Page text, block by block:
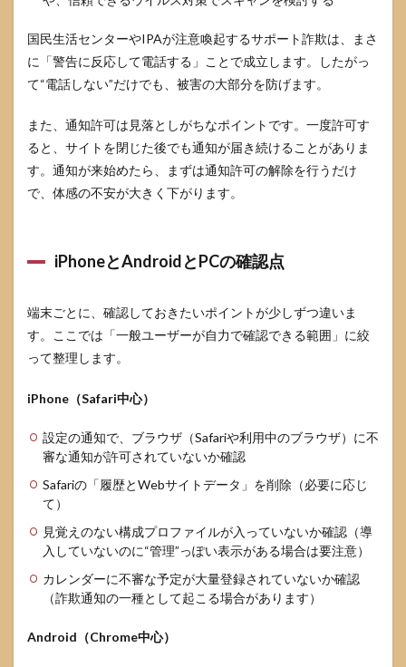
国民生活センターやIPAが注意喚起するサポート詐欺は、まさ
に「警告に反応して電話する」ことで成立します。したがっ
て“電話しない”だけでも、被害の大部分を防げます。
また、通知許可は見落としがちなポイントです。一度許可す
ると、サイトを閉じた後でも通知が届き続けることがありま
す。通知が来始めたら、まずは通知許可の解除を行うだけ
で、体感の不安が大きく下がります。
iPhoneとAndroidとPCの確認点
端末ごとに、確認しておきたいポイントが少しずつ違いま
す。ここでは「一般ユーザーが自力で確認できる範囲」に絞
って整理します。
iPhone（Safari中心）
設定の通知で、ブラウザ（Safariや利用中のブラウザ）に不
審な通知が許可されていないか確認
Safariの「履歴とWebサイトデータ」を削除（必要に応じ
て）
見覚えのない構成プロファイルが入っていないか確認（導
入していないのに“管理”っぽい表示がある場合は要注意）
カレンダーに不審な予定が大量登録されていないか確認
（詐欺通知の一種として起こる場合があります）
Android（Chrome中心）